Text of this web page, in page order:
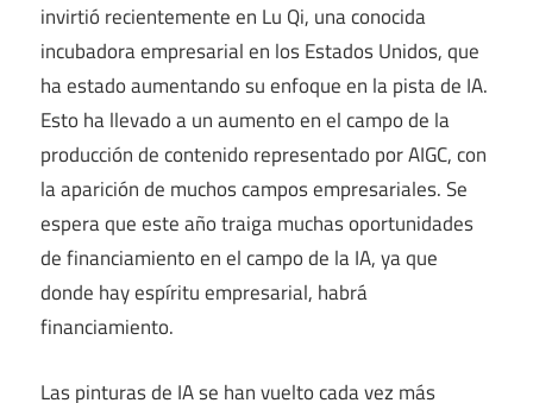
invirtió recientemente en Lu Qi, una conocida
incubadora empresarial en los Estados Unidos, que
ha estado aumentando su enfoque en la pista de IA.
Esto ha llevado a un aumento en el campo de la
producción de contenido representado por AIGC, con
la aparición de muchos campos empresariales. Se
espera que este año traiga muchas oportunidades
de financiamiento en el campo de la IA, ya que
donde hay espíritu empresarial, habrá
financiamiento.
Las pinturas de IA se han vuelto cada vez más